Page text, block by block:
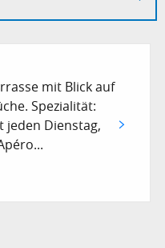
mit Blick auf
Spezialität:
jeden Dienstag,